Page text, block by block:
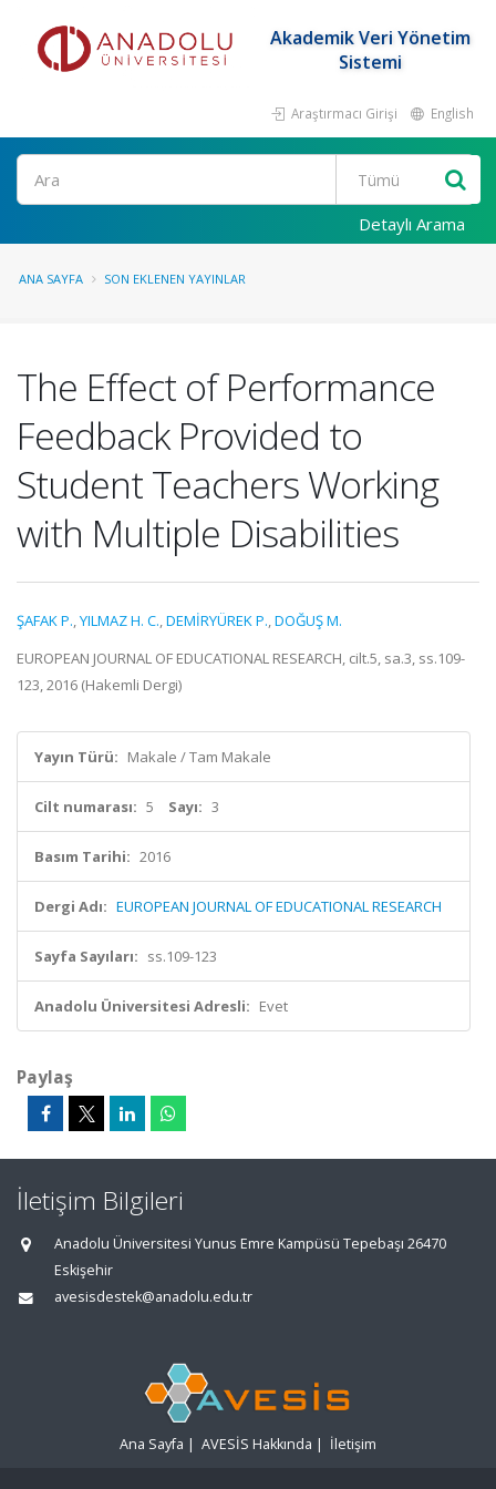
Akademik Veri Yönetim
Sistemi
Araştırmacı Girişi English
Ara
Detaylı Arama
ANA SAYFA SON EKLENEN YAYINLAR
The Effect of Performance
Feedback Provided to
Student Teachers Working
with Multiple Disabilities
ŞAFAK P.,YILMAZ H. C.,DEMİRYÜREK P.,DOĞUŞ M.
EUROPEAN JOURNAL OF EDUCATIONAL RESEARCH, cilt.5, sa.3, ss.109-
123, 2016 (Hakemli Dergi)
Yayın Türü: Makale / Tam Makale
Cilt numarası: 5 Sayı: 3
Basım Tarihi: 2016
Dergi Adı: EUROPEAN JOURNAL OF EDUCATIONAL RESEARCH
Sayfa Sayıları: ss.109-123
Anadolu Üniversitesi Adresli: Evet
Paylaş
İletişim Bilgileri
Anadolu Üniversitesi Yunus Emre Kampüsü Tepebaşı 26470
Eskişehir
avesisdestek@anadolu.edu.tr
Ana Sayfa | AVESİS Hakkında | İletişim